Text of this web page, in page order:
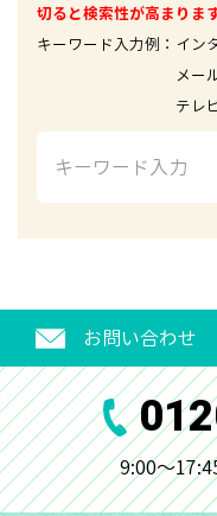
切ると検索性が高まります
キーワード入力例：イ
メールソフ
テレビ 映
お問い合わせ
9:00～